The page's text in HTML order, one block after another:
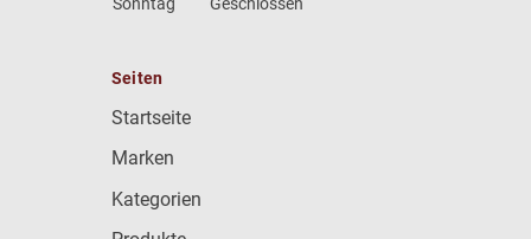
Seiten
Startseite
Marken
Kategorien